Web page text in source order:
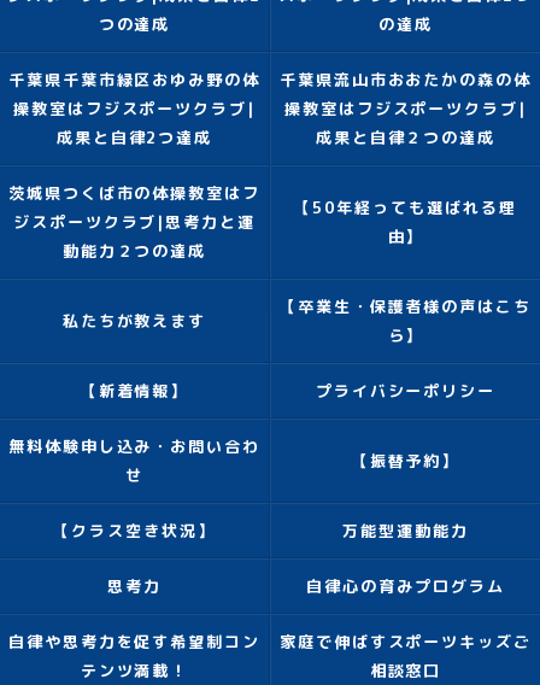
つの達成
の達成
千葉県千葉市緑区おゆみ野の体
操教室はフジスポーツクラブ|
成果と自律2つ達成
千葉県流山市おおたかの森の体
操教室はフジスポーツクラブ|
成果と自律２つの達成
茨城県つくば市の体操教室はフ
ジスポーツクラブ|思考力と運
動能力２つの達成
【50年経っても選ばれる理
由】
私たちが教えます
【卒業生・保護者様の声はこち
ら】
【新着情報】 プライバシーポリシー
無料体験申し込み・お問い合わ
せ
【振替予約】
【クラス空き状況】 万能型運動能力
思考力 自律心の育みプログラム
自律や思考力を促す希望制コン
テンツ満載！
家庭で伸ばすスポーツキッズご
相談窓口